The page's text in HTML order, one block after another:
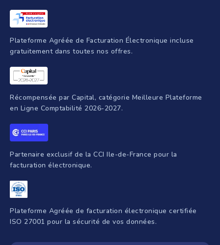
Parrainage
Facture électronique
Création d'entreprise
Intelligence artificielle
Programmes de formation
Plateforme Agréée de Facturation Électronique incluse
gratuitement dans toutes nos offres.
Récompensée par Capital, catégorie Meilleure Plateforme
en Ligne Comptabilité 2026-2027.
Partenaire exclusif de la CCI Ile-de-France pour la
facturation électronique.
Plateforme Agréée de facturation électronique certifiée
ISO 27001 pour la sécurité de vos données.